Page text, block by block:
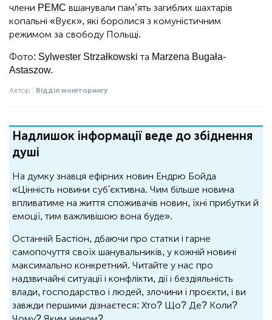
члени PEMC вшанували пам’ять загиблих шахтарів
копальні «Вуєк», які боролися з комуністичним
режимом за свободу Польщі.
Фото: Sylwester Strzałkowski та Marzena Bugała-
Astaszow.
Автор : Відділ моніторингу
Надлишок інформації веде до збіднення
душі
На думку знавця ефірних новин Ендрю Бойда
«Цінність новини суб'єктивна. Чим більше новина
впливатиме на життя споживачів новин, їхні прибутки й
емоції, тим важливішою вона буде».
Останній Бастіон, дбаючи про статки і гарне
самопочуття своїх шанувальників, у кожній новині
максимально конкретний. Читайте у нас про
надзвичайні ситуації і конфлікти, дії і бездіяльність
влади, господарство і людей, злочини і проєкти, і ви
завжди першими дізнаєтеся: Хто? Що? Де? Коли?